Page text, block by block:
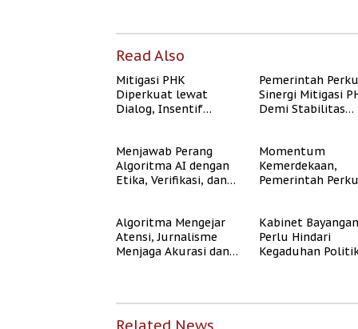
Read Also
Mitigasi PHK
Diperkuat lewat
Dialog, Insentif
Kerja
Pemerintah
Sinergi Mitigasi
Demi Stabilitas
Menjawab Perang
Algoritma AI dengan
Etika, Verifikasi, dan
Momentum
Kemerdekaan,
Pemerintah
Masyarakat
Berpenghasilan
Rendah
Algoritma Mengejar
Atensi, Jurnalisme
Menjaga Akurasi dan
Kabinet
Perlu Hindari
Kegaduhan